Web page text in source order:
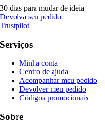
30 dias para mudar de ideia
Devolva seu pedido
Trustpilot
Serviços
Minha conta
Centro de ajuda
Acompanhar meu pedido
Devolver meu pedido
Códigos promocionais
Sobre